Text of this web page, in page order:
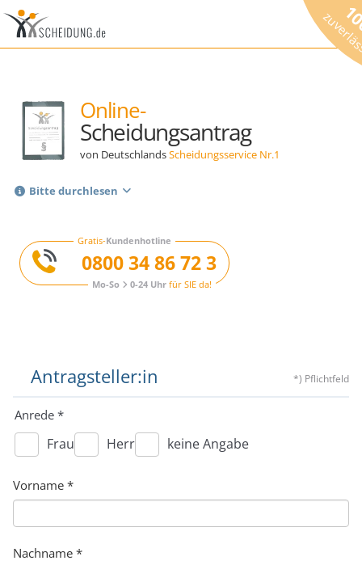
Online-
Scheidungsantrag
von DeutschlandsScheidungsservice Nr.1
Bitte durchlesen
Gratis-Kundenhotline
0800 34 86 72 3
Mo-So 0-24 Uhrfür SIE da!
Antragsteller:in *) Pflichtfeld
Anrede *
Frau Herr keine Angabe
Vorname *
Nachname *